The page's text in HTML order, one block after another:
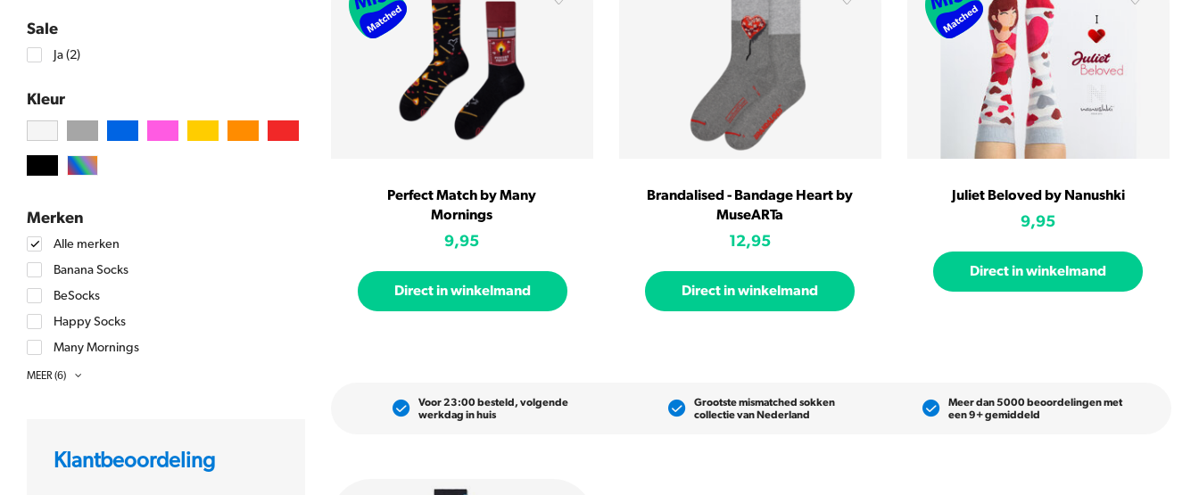
Sale
Ja(2)
Kleur
Merken
Alle merken
Banana Socks
BeSocks
Happy Socks
Many Mornings
MuseARTa
SOXS
MEER (6)
Klantbeoordeling
Perfect Match by Many
Mornings
9,95
Direct in winkelmand
Brandalised - Bandage Heart by
MuseARTa
12,95
Direct in winkelmand
Juliet Beloved by Nanushki
9,95
Direct in winkelmand
Voor 23:00 besteld, volgende
werkdag in huis
Grootste mismatched sokken
collectie van Nederland
Meer dan 5000 beoordelingen met
een 9+ gemiddeld